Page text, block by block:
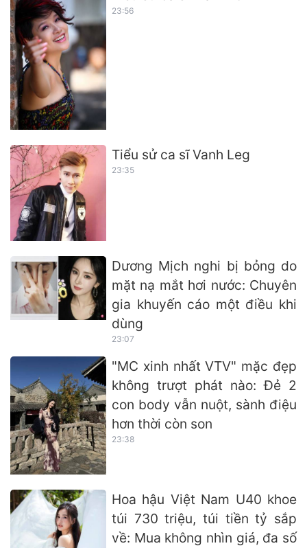
23:56
Tiểu sử ca sĩ Vanh Leg
23:35
Dương Mịch nghi bị bỏng do
mặt nạ mắt hơi nước: Chuyên
gia khuyến cáo một điều khi
dùng
23:07
"MC xinh nhất VTV" mặc đẹp
không trượt phát nào: Đẻ 2
con body vẫn nuột, sành điệu
hơn thời còn son
23:38
Hoa hậu Việt Nam U40 khoe
túi 730 triệu, túi tiền tỷ sắp
về: Mua không nhìn giá, đa số